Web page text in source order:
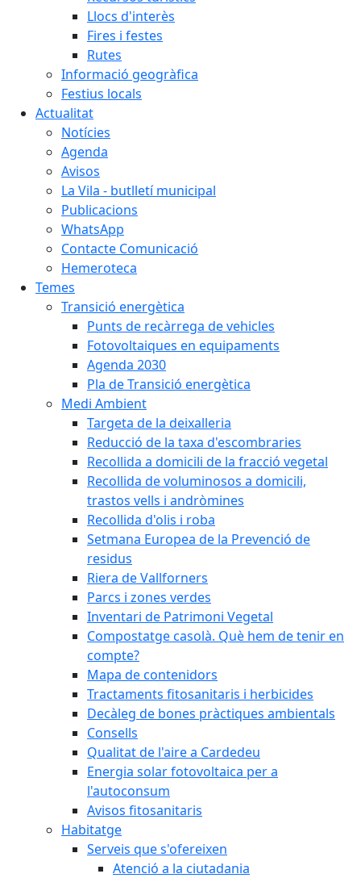
Llocs d'interès
Fires i festes
Rutes
Informació geogràfica
Festius locals
Actualitat
Notícies
Agenda
Avisos
La Vila - butlletí municipal
Publicacions
WhatsApp
Contacte Comunicació
Hemeroteca
Temes
Transició energètica
Punts de recàrrega de vehicles
Fotovoltaiques en equipaments
Agenda 2030
Pla de Transició energètica
Medi Ambient
Targeta de la deixalleria
Reducció de la taxa d'escombraries
Recollida a domicili de la fracció vegetal
Recollida de voluminosos a domicili,
trastos vells i andròmines
Recollida d'olis i roba
Setmana Europea de la Prevenció de
residus
Riera de Vallforners
Parcs i zones verdes
Inventari de Patrimoni Vegetal
Compostatge casolà. Què hem de tenir en
compte?
Mapa de contenidors
Tractaments fitosanitaris i herbicides
Decàleg de bones pràctiques ambientals
Consells
Qualitat de l'aire a Cardedeu
Energia solar fotovoltaica per a
l'autoconsum
Avisos fitosanitaris
Habitatge
Serveis que s'ofereixen
Atenció a la ciutadania